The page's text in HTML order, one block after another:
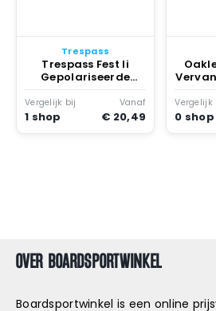
Trespass
Trespass Fest Ii
Gepolariseerde
Zonnebril Zwart
Vergelijk bij
1 shop
Vanaf
€ 20,49
Vergelijk
0 shop
R
OVER BOARDSPORTWINKEL
Boardsportwinkel is een online